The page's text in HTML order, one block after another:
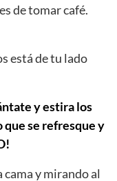
de tomar café.
está de tu lado
y estira los
que se refresque y
cama y mirando al